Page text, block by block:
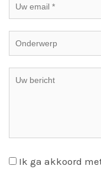
Ik ga akkoord